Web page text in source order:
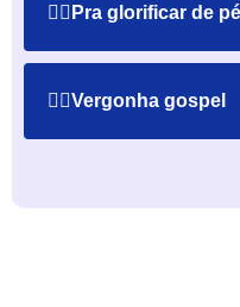
🙋‍♂️Pra glorificar de pé
🤦‍♂️Vergonha gospel